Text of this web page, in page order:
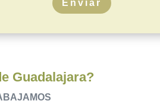
Enviar
Guadalajara?